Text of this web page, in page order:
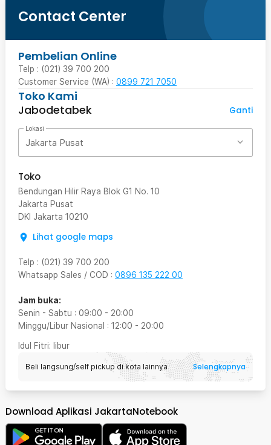
Contact Center
Pembelian Online
Telp : (021) 39 700 200
Customer Service (WA) : 0899 721 7050
Toko Kami
Jabodetabek
Ganti
Lokasi
Jakarta Pusat
Toko
Bendungan Hilir Raya Blok G1 No. 10
Jakarta Pusat
DKI Jakarta 10210
Lihat google maps
Telp : (021) 39 700 200
Whatsapp Sales / COD : 0896 135 222 00
Jam buka:
Senin - Sabtu : 09:00 - 20:00
Minggu/Libur Nasional : 12:00 - 20:00
Idul Fitri: libur
Beli langsung/self pickup di kota lainnya Selengkapnya
Download Aplikasi JakartaNotebook